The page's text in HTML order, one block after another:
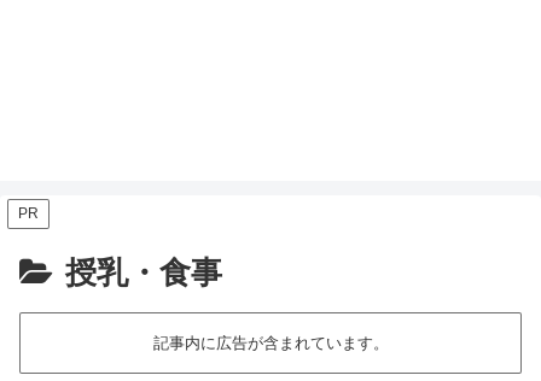
PR
授乳・食事
記事内に広告が含まれています。